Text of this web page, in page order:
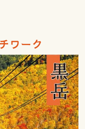
ワーク